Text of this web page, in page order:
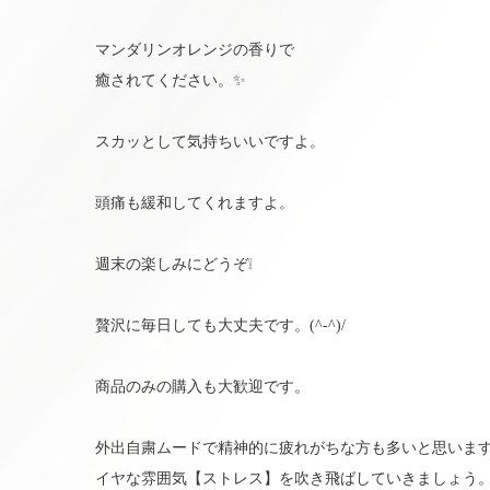
マンダリンオレンジの香りで
癒されてください。✨
スカッとして気持ちいいですよ。
頭痛も緩和してくれますよ。
週末の楽しみにどうぞ❕
贅沢に毎日しても大丈夫です。(^-^)/
商品のみの購入も大歓迎です。
外出自粛ムードで精神的に疲れがちな方も多いと思いま
イヤな雰囲気【ストレス】を吹き飛ばしていきましょう